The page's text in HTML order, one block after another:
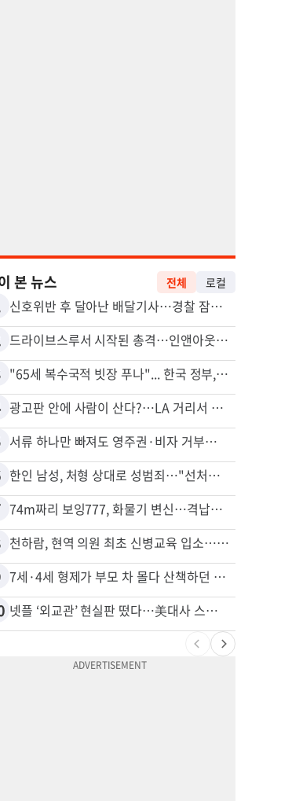
본 뉴스 전체 로컬
신호위반 후 달아난 배달기사…경찰 잠복해 잡고보니 ‘반전’
드라이브스루서 시작된 총격…인앤아웃 참사 영상 공개
"65세 복수국적 빗장 푸나"... 한국 정부, 연령 완화 전면 추진
광고판 안에 사람이 산다?…LA 거리서 화제
서류 하나만 빠져도 영주권·비자 거부…심사관 재량권 대폭 확대
한인 남성, 처형 상대로 성범죄…"선처해줬더니 배신자 취급"
74m짜리 보잉777, 화물기 변신…격납고서 ‘보물’ 찾는 인천공항
천하람, 현역 의원 최초 신병교육 입소…논산서 2박3일 생활
7세·4세 형제가 부모 차 몰다 산책하던 여성 들이받아
넷플 ‘외교관’ 현실판 떴다…美대사 스틸 지키는 ‘신 스틸러’